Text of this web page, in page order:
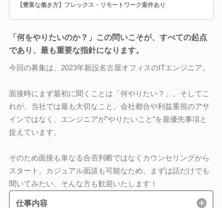
【豊富な働き方】フレックス・リモートワーク案件あり
「何をやりたいのか？」この問いこそが、すべての起点
であり、最も重要な指針になります。
今回の募集は、2023年新設名古屋オフィスのITエンジニア。
面接時にまず最初に聞くことは「何やりたい？」。そしてこ
れが、当社では最も大切なこと。会社都合や利益重視のアサ
インではなく、エンジニアが”やりたいこと”を最優先事項と
捉えています。
そのため面接も単なる合否判断ではなくカウンセリングから
スタート。カジュアル面談も可能なため、まずは話だけでも
聞いてみたい、そんな方も歓迎いたします！
仕事内容